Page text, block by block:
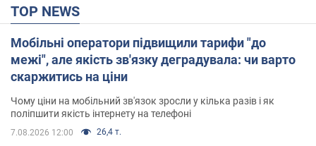
TOP NEWS
Мобільні оператори підвищили тарифи "до
межі", але якість зв'язку деградувала: чи варто
скаржитись на ціни
Чому ціни на мобільний зв'язок зросли у кілька разів і як
поліпшити якість інтернету на телефоні
7.08.2026 12:00 26,4 т.